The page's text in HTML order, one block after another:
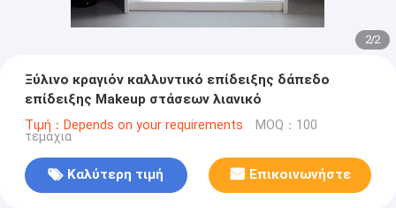
2/2
Ξύλινο κραγιόν καλλυντικό επίδειξης δάπεδο
επίδειξης Makeup στάσεων λιανικό
Τιμή：Depends on your requirements MOQ：100
τεμάχια
Καλύτερη τιμή Επικοινωνήστε